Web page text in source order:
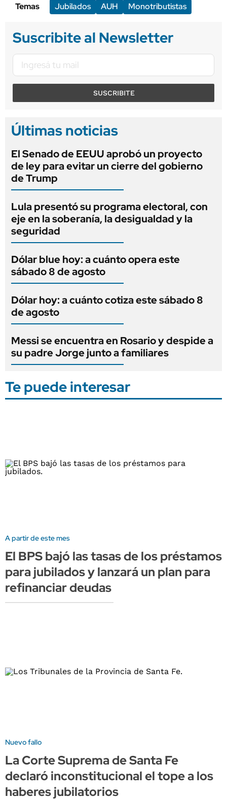
Temas Jubilados AUH Monotributistas
Suscribite al Newsletter
SUSCRIBITE
Últimas noticias
El Senado de EEUU aprobó un proyecto
de ley para evitar un cierre del gobierno
de Trump
Lula presentó su programa electoral, con
eje en la soberanía, la desigualdad y la
seguridad
Dólar blue hoy: a cuánto opera este
sábado 8 de agosto
Dólar hoy: a cuánto cotiza este sábado 8
de agosto
Messi se encuentra en Rosario y despide a
su padre Jorge junto a familiares
Te puede interesar
A partir de este mes
El BPS bajó las tasas de los préstamos
para jubilados y lanzará un plan para
refinanciar deudas
Nuevo fallo
La Corte Suprema de Santa Fe
declaró inconstitucional el tope a los
haberes jubilatorios